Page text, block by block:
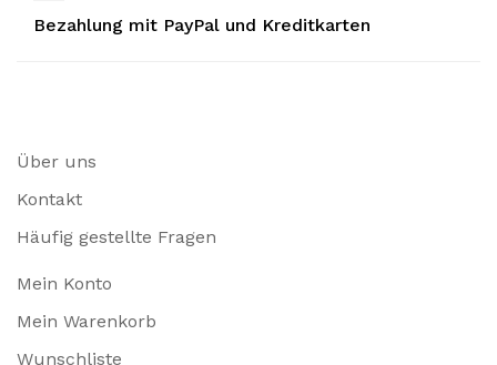
Bezahlung mit PayPal und Kreditkarten
Über uns
Kontakt
Häufig gestellte Fragen
Mein Konto
Mein Warenkorb
Wunschliste